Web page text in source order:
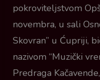
pokroviteljstvom
novembra, u sali
Skovran” u Ćupriji,
nazivom “Muzički
Predraga